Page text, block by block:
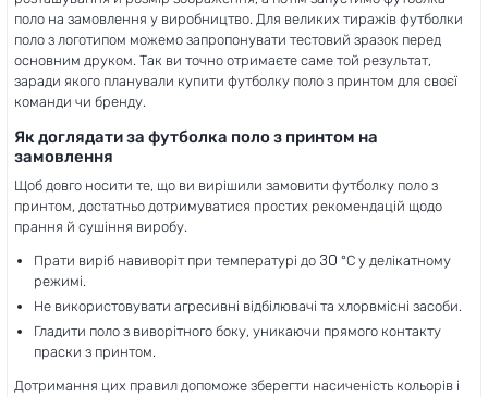
поло на замовлення у виробництво. Для великих тиражів футболки
поло з логотипом можемо запропонувати тестовий зразок перед
основним друком. Так ви точно отримаєте саме той результат,
заради якого планували купити футболку поло з принтом для своєї
команди чи бренду.
Як доглядати за футболка поло з принтом на
замовлення
Щоб довго носити те, що ви вирішили замовити футболку поло з
принтом, достатньо дотримуватися простих рекомендацій щодо
прання й сушіння виробу.
Прати виріб навиворіт при температурі до 30 °C у делікатному
режимі.
Не використовувати агресивні відбілювачі та хлорвмісні засоби.
Гладити поло з виворітного боку, уникаючи прямого контакту
праски з принтом.
Дотримання цих правил допоможе зберегти насиченість кольорів і